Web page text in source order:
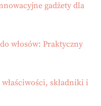
gadżety dla
włosów: Praktyczny
składniki i